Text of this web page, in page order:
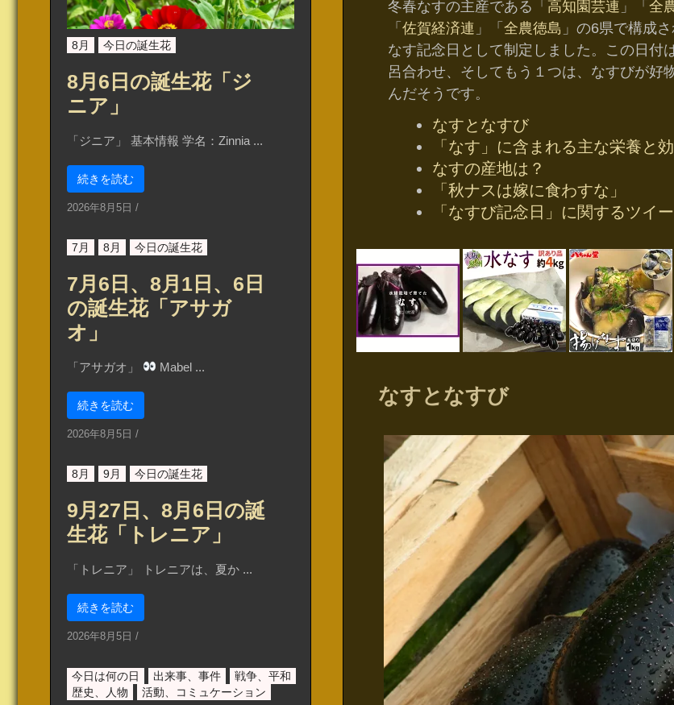
冬春なすの主産である「 高知園芸連 」「 全
「 佐賀経済連 」「 全農徳島 」の6県で構成さ
なす記念日として制定しました。この日
呂合わせ、そしてもう１つは、なすびが好
んだそうです。
なすとなすび
「なす」に含まれる主な栄養と
なすの産地は？
「秋ナスは嫁に食わすな」
「なすび記念日」に関するツイ
なすとなすび
8月 今日の誕生花
8月6日の誕生花「ジ
ニア」
「ジニア」 基本情報 学名：Zinnia ...
続きを読む
2026年8月5日 /
7月 8月 今日の誕生花
7月6日、8月1日、6日
の誕生花「アサガ
オ」
「アサガオ」 Mabel ...
続きを読む
2026年8月5日 /
8月 9月 今日の誕生花
9月27日、8月6日の誕
生花「トレニア」
「トレニア」 トレニアは、夏か ...
続きを読む
2026年8月5日 /
今日は何の日 出来事、事件
戦争、平和
歴史、人物
活動、コミュケーション